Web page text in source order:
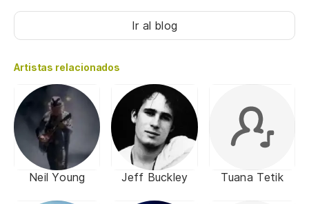
Ir al blog
Artistas relacionados
Neil Young Jeff Buckley Tuana Tetik